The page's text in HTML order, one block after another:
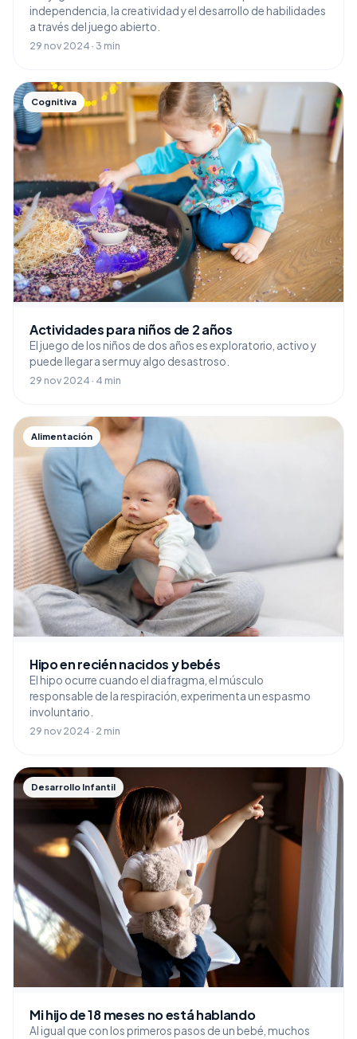
independencia, la creatividad y el desarrollo de habilidades
a través del juego abierto.
29 nov 2024 · 3 min
Cognitiva
Actividades para niños de 2 años
El juego de los niños de dos años es exploratorio, activo y
puede llegar a ser muy algo desastroso.
29 nov 2024 · 4 min
Alimentación
Hipo en recién nacidos y bebés
El hipo ocurre cuando el diafragma, el músculo
responsable de la respiración, experimenta un espasmo
involuntario.
29 nov 2024 · 2 min
Desarrollo Infantil
Mi hijo de 18 meses no está hablando
Al igual que con los primeros pasos de un bebé, muchos